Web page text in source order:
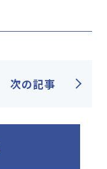
次の記事